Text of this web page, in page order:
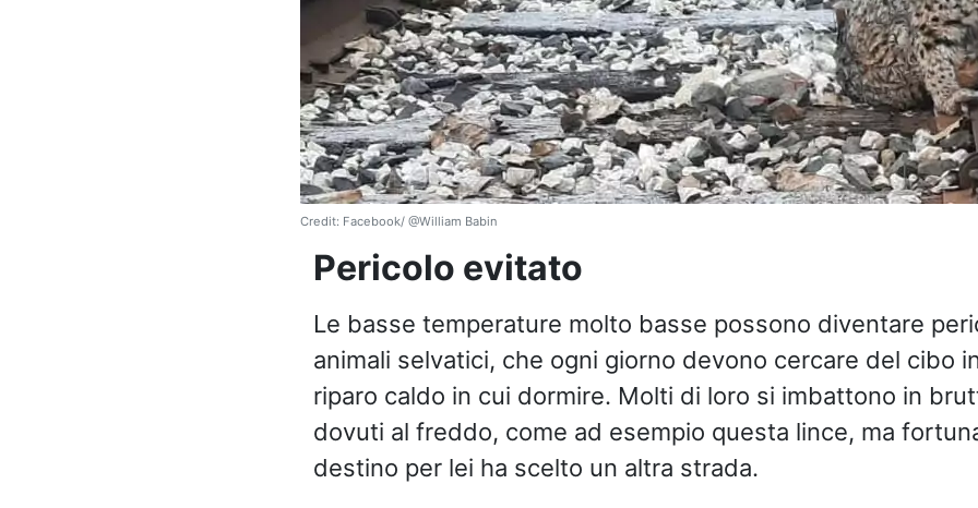
Credit: Facebook/ @William Babin
Pericolo evitato
Le basse temperature molto basse possono diventare
animali selvatici, che ogni giorno devono cercare del cibo
riparo caldo in cui dormire. Molti di loro si imbattono in
dovuti al freddo, come ad esempio questa lince, ma
destino per lei ha scelto un altra strada.